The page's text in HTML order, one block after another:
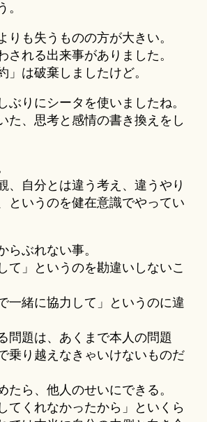
。
りも失うものの方が大きい。
される出来事がありました。
」は破棄しましたけど。
ぶりにシータを使いましたね。
た、思考と感情の書き換えをし
、自分とは違う考え、違うやり
というのを健在意識でやってい
らぶれない事。
て」というのを勘違いしないこ
一緒に協力して」というのに違
問題は、あくまで本人の問題
乗り越えなきゃいけないものだ
たら、他人のせいにできる。
てくれなかったから」といくら